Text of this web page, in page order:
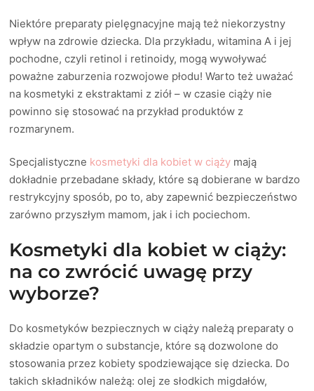
Niektóre preparaty pielęgnacyjne mają też niekorzystny
wpływ na zdrowie dziecka. Dla przykładu, witamina A i jej
pochodne, czyli retinol i retinoidy, mogą wywoływać
poważne zaburzenia rozwojowe płodu! Warto też uważać
na kosmetyki z ekstraktami z ziół – w czasie ciąży nie
powinno się stosować na przykład produktów z
rozmarynem.
Specjalistyczne kosmetyki dla kobiet w ciąży mają
dokładnie przebadane składy, które są dobierane w bardzo
restrykcyjny sposób, po to, aby zapewnić bezpieczeństwo
zarówno przyszłym mamom, jak i ich pociechom.
Kosmetyki dla kobiet w ciąży:
na co zwrócić uwagę przy
wyborze?
Do kosmetyków bezpiecznych w ciąży należą preparaty o
składzie opartym o substancje, które są dozwolone do
stosowania przez kobiety spodziewające się dziecka. Do
takich składników należą: olej ze słodkich migdałów,